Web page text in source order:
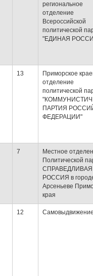
региональное
отделение
Всероссийской
политической
"ЕДИНАЯ
13
Приморское
отделение
политической
ПАРТИЯ
ФЕДЕРАЦИИ"
7
Местное
Политической
СПРАВЕДЛИВАЯ
РОССИЯ в
Арсеньеве
края
12